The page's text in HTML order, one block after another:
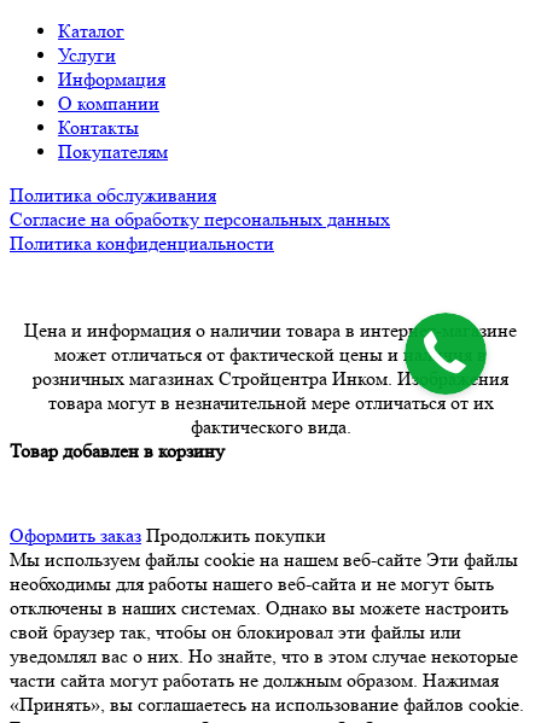
Каталог
Услуги
Информация
О компании
Контакты
Покупателям
Политика обслуживания
Согласие на обработку персональных данных
Политика конфиденциальности
Цена и информация о наличии товара в интернет-магазине
может отличаться от фактической цены и наличия в
розничных магазинах Стройцентра Инком. Изображения
товара могут в незначительной мере отличаться от их
фактического вида.
Товар добавлен в корзину
Оформить заказ Продолжить покупки
Мы используем файлы cookie на нашем веб-сайте Эти файлы
необходимы для работы нашего веб-сайта и не могут быть
отключены в наших системах. Однако вы можете настроить
свой браузер так, чтобы он блокировал эти файлы или
уведомлял вас о них. Но знайте, что в этом случае некоторые
части сайта могут работать не должным образом. Нажимая
«Принять», вы соглашаетесь на использование файлов cookie.